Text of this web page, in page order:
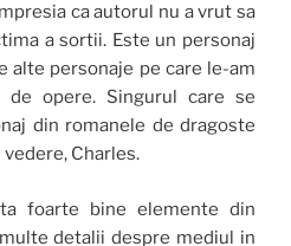
ca autorul nu a vrut sa
a sortii. Este un personaj
personaje pe care le-am
opere. Singurul care se
din romanele de dragoste
Charles.
foarte bine elemente din
detalii despre mediul in